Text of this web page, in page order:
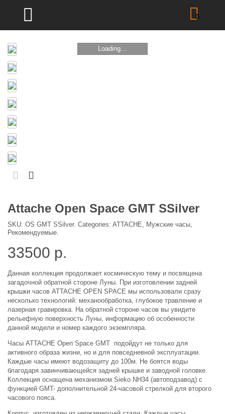
0
Loading...
Attache Open Space GMT SSilver
SKU: OS GMT SSilver. Categories: ATTACHE, Мужские часы,
Рекомендуемые.
33500 р.
Данная коллекция продолжает космическую тему и посвящена
загадочной обратной стороне Луны. При изготовлении задней
крышки часов ATTACHE OPEN SPACE мы использовали сразу
несколько технологий: механообработка, глубокое травление и
лазерная гравировка. На обратной стороне часов вы увидите
рельефную поверхность Луны, информацию об особенности
данной модели и номер каждого экземпляра.
Часы ATTACHE Open Space GMT подойдут не только для
активного образа жизни, но и для повседневной эксплуатации.
Каждые часы имеют водозащиту до 100м. Не боятся воды
благодаря завинчивающейся задней крышке и заводной головке.
Коллекция оснащена механизмом Sieko NH34 (автоподзавод) с
функцией GMT- дополнительной 24-часовой стрелкой для второго
часового пояса.